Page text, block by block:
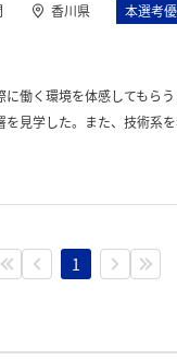
香川県 本選考
働く環境を体感してもらう
。また、技術系を希望する学
1